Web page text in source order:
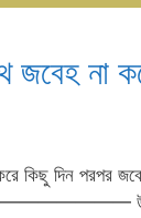
জবেহ না
কিছু দিন পরপর
————————